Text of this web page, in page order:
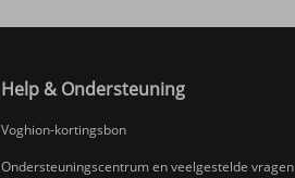
Help & Ondersteuning
Voghion-kortingsbon
Ondersteuningscentrum en veelgestelde vragen